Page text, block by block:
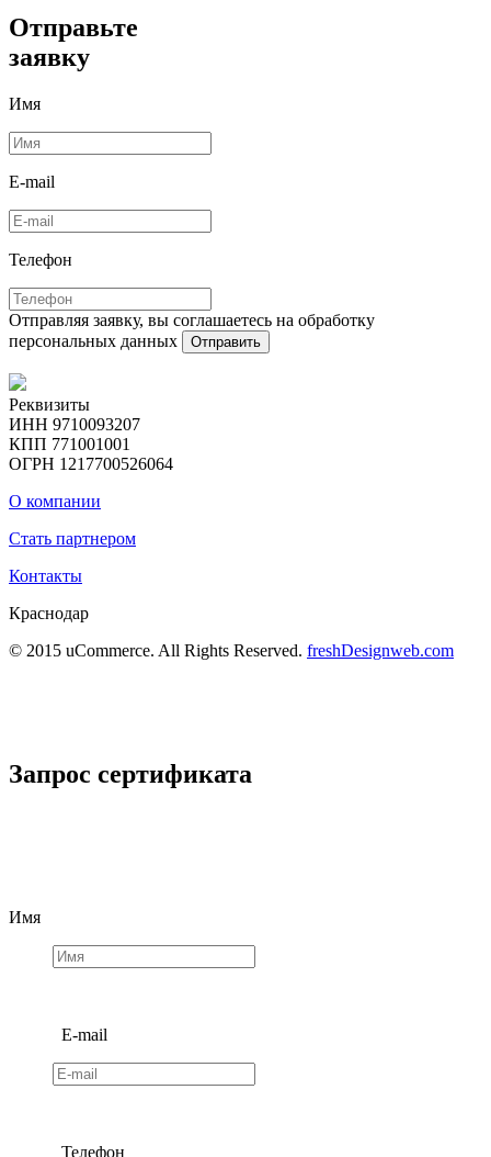
Отправьте
заявку
Имя
E-mail
Телефон
Отправляя заявку, вы соглашаетесь на обработку
персональных данных
Отправить
Реквизиты
ИНН 9710093207
КПП 771001001
ОГРН 1217700526064
О компании
Стать партнером
Контакты
Краснодар
© 2015 uCommerce. All Rights Reserved. freshDesignweb.com
Запрос сертификата
Имя
E-mail
Телефон